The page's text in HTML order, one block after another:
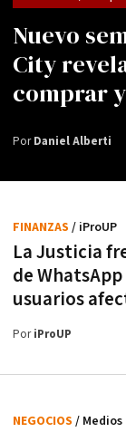
Nuevo
City
comprar
PorDaniel Alberti
La Justicia
de
usuarios
FINANZAS / iProUP
PoriProUP
NEGOCIOS /